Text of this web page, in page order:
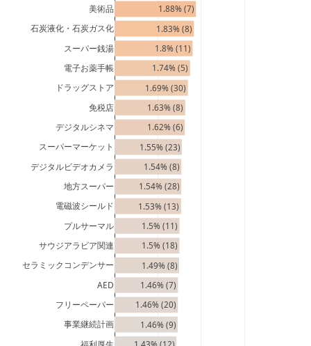
1.46% (9)
1.46% (20)
1.46% (7)
1.49% (8)
1.5% (18)
1.5% (11)
1.53% (13)
1.54% (28)
1.54% (8)
1.55% (23)
1.62% (6)
1.63% (8)
1.69% (30)
1.74% (5)
1.8% (11)
1.83% (8)
1.88% (7)
事業継続計画
フリーペーパー
AED
セラミックコンデンサー
サウジアラビア関連
プルサーマル
電磁波シールド
地方スーパー
デジタルビデオカメラ
スーパーマーケット
デジタルシネマ
免税店
ドラッグストア
電子お薬手帳
スーパー銭湯
石炭液化・石炭ガス化
美術品